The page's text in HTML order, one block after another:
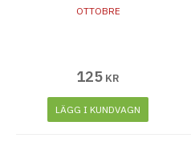
OTTOBRE
125 KR
LÄGG I KUNDVAGN